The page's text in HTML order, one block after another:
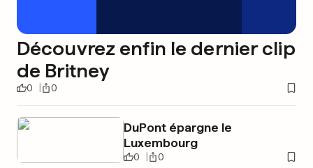
Découvrez enfin le dernier clip
de Britney
0 0
DuPont épargne le
Luxembourg
0 0